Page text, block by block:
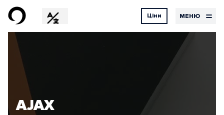
EN
RU
DE
Ціни МЕНЮ
Ціни
послуги
Дизайн
Розробка
Хостинг
Графічний дизайн
AJAX